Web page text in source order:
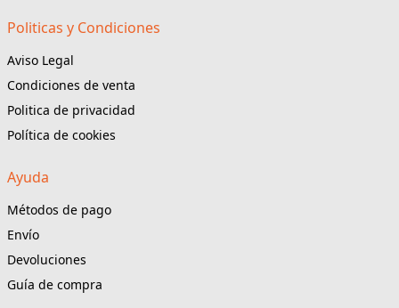
Politicas y Condiciones
Aviso Legal
Condiciones de venta
Politica de privacidad
Política de cookies
Ayuda
Métodos de pago
Envío
Devoluciones
Guía de compra